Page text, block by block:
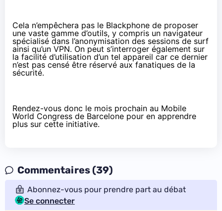
Cela n’empêchera pas le Blackphone de proposer
une vaste gamme d’outils, y compris un navigateur
spécialisé dans l’anonymisation des sessions de surf
ainsi qu’un VPN. On peut s’interroger également sur
la facilité d’utilisation d’un tel appareil car ce dernier
n’est pas censé être réservé aux fanatiques de la
sécurité.
Rendez-vous donc le mois prochain au Mobile
World Congress de Barcelone pour en apprendre
plus sur cette initiative.
Commentaires (39)
Abonnez-vous pour prendre part au débat
Se connecter